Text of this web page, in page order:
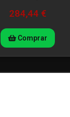
284,44 €
Comprar